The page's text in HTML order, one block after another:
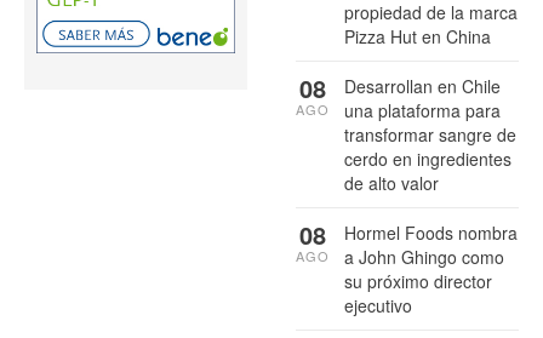
propiedad de la marca
Pizza Hut en China
Desarrollan en Chile
una plataforma para
transformar sangre de
cerdo en ingredientes
de alto valor
08
AGO
Hormel Foods nombra
a John Ghingo como
su próximo director
ejecutivo
08
AGO